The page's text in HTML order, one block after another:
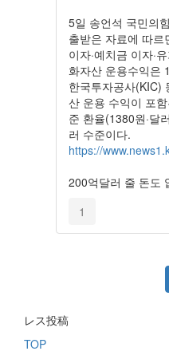
5일 송언석 국민의
출받은 자료에 따르
이자·예치금 이자·
화자산 운용수익은
한국투자공사(KIC)
산 운용 수익이 포
준 환율(1380원·달
러 수준이다.
https://
200억달러 줄 돈도
1
レス投稿
TOP